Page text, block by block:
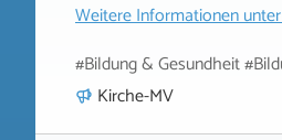
Weitere Informationen
#Bildung & Gesundheit
Kirche-MV